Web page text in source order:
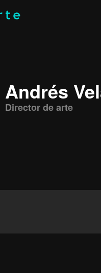
Andrés
Director de arte